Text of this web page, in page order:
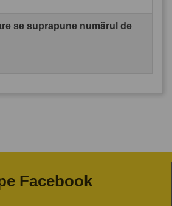
se suprapune numărul de
Facebook